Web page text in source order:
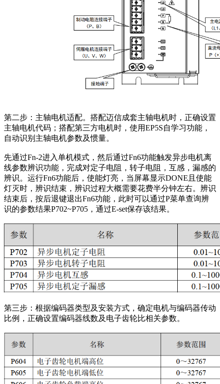
第二步：主轴电机适配。搭配迈信成套主轴电机时，正确设置
主轴电机代码；搭配第三方电机时，使用EP5S自学习功能，
自动识别主轴电机参数及惯量。
先通过Fn-2进入单机模式，然后通过Fn6功能触发异步电机离
线参数辨识功能，完成对定子电阻，转子电阻，互感，漏感的
辨识。运行Fn6功能后，使能灯亮，当屏幕显示DONE且使能
灯灭时，辨识结束，辨识过程大概需要花费半分钟左右。辨识
结束后，按后退键退出Fn6功能，此时可以通过P菜单查询辨
识的参数结果P702~P705，通过E-set保存该结果。
第三步：根据编码器类型及安装方式，确定电机与编码器传动
比例，正确设置编码器线数及电子齿轮比相关参数。